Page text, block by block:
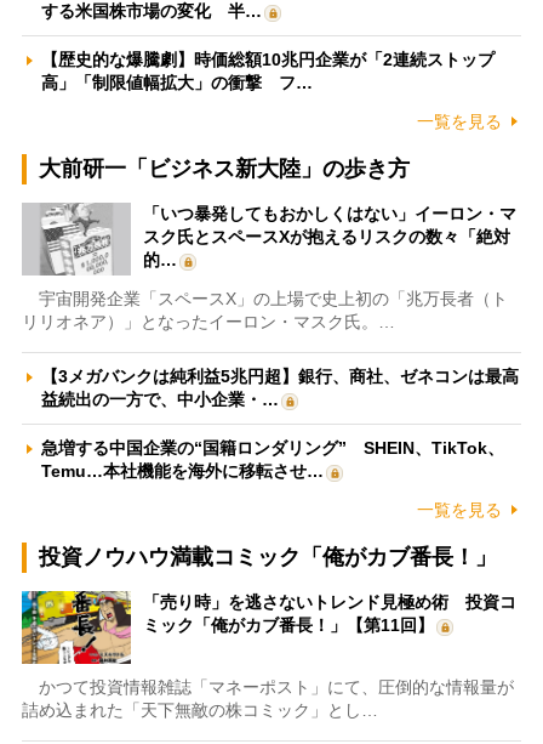
する米国株市場の変化 半…
【歴史的な爆騰劇】時価総額10兆円企業が「2連続ストップ
高」「制限値幅拡大」の衝撃 フ…
一覧を見る
大前研一「ビジネス新大陸」の歩き方
「いつ暴発してもおかしくはない」イーロン・マ
スク氏とスペースXが抱えるリスクの数々「絶対
的…
宇宙開発企業「スペースX」の上場で史上初の「兆万長者（ト
リリオネア）」となったイーロン・マスク氏。…
【3メガバンクは純利益5兆円超】銀行、商社、ゼネコンは最高
益続出の一方で、中小企業・…
急増する中国企業の“国籍ロンダリング” SHEIN、TikTok、
Temu…本社機能を海外に移転させ…
一覧を見る
投資ノウハウ満載コミック「俺がカブ番長！」
「売り時」を逃さないトレンド見極め術 投資コ
ミック「俺がカブ番長！」【第11回】
かつて投資情報雑誌「マネーポスト」にて、圧倒的な情報量が
詰め込まれた「天下無敵の株コミック」とし…